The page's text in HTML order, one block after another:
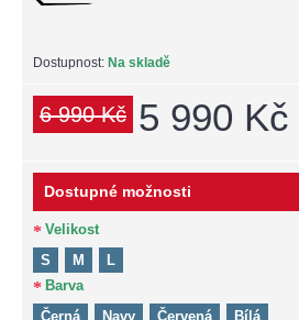
Dostupnost: Na skladě
6 990 Kč 5 990 Kč
Dostupné možnosti
Velikost
S
M
L
Barva
Černá
Navy Červená Bílá